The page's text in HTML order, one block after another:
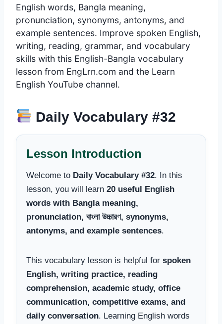
English words, Bangla meaning,
pronunciation, synonyms, antonyms, and
example sentences. Improve spoken English,
writing, reading, grammar, and vocabulary
skills with this English-Bangla vocabulary
lesson from EngLrn.com and the Learn
English YouTube channel.
Daily Vocabulary #32
Lesson Introduction
Welcome to Daily Vocabulary #32. In this
lesson, you will learn 20 useful English
words with Bangla meaning,
pronunciation, বাংলা উচ্চারণ, synonyms,
antonyms, and example sentences.
This vocabulary lesson is helpful for spoken
English, writing practice, reading
comprehension, academic study, office
communication, competitive exams, and
daily conversation. Learning English words